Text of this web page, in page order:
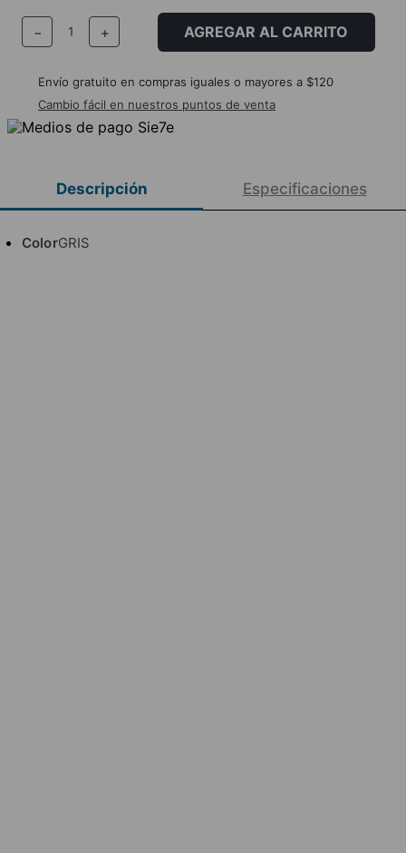
＋
－ AGREGAR AL CARRITO
Envío gratuito en compras iguales o mayores a $120
Cambio fácil en nuestros puntos de venta
Descripción Especificaciones
ColorGRIS